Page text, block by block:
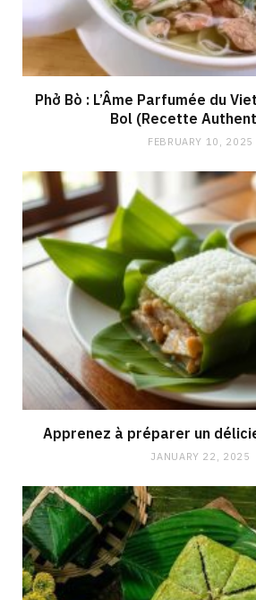
Phở Bò : L’Âme Parfumée du
Bol (Recette
FEBRUARY 10, 2025
Apprenez à préparer un
JANUARY 22, 2025